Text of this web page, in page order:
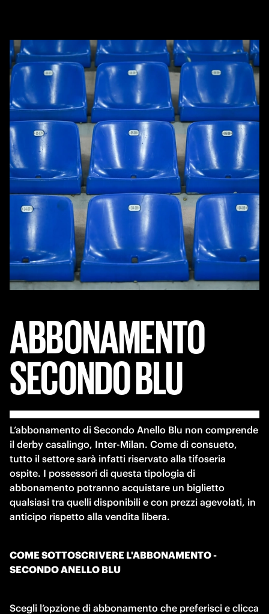
ABBONAMENTO
SECONDOBLU
L’abbonamento di Secondo Anello Blu non comprende
il derby casalingo, Inter-Milan. Come di consueto,
tutto il settore sarà infatti riservato alla tifoseria
ospite. I possessori di questa tipologia di
abbonamento potranno acquistare un biglietto
qualsiasi tra quelli disponibili e con prezzi agevolati, in
anticipo rispetto alla vendita libera.
COME SOTTOSCRIVERE L'ABBONAMENTO -
SECONDO ANELLO BLU
Scegli l’opzione di abbonamento che preferisci e clicca